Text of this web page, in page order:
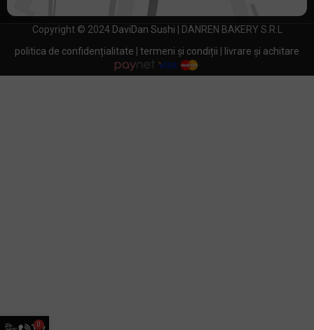
Copyright © 2024 DaviDan Sushi | DANREN BAKERY S.R.L
politica de confidențialitate
termeni și condiții livrare și achitare
0